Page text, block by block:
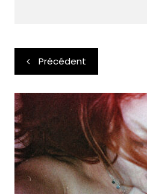
Navigation
de
l’article
Précédent